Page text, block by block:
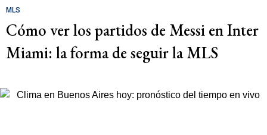
MLS
Cómo ver los partidos de Messi en Inter
Miami: la forma de seguir la MLS